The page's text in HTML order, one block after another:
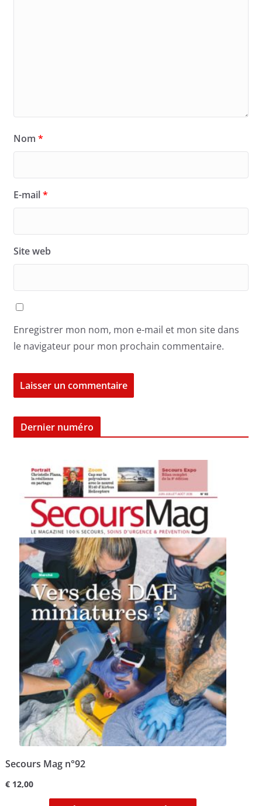
Nom *
E-mail*
Site web
Enregistrer mon nom, mon e-mail et mon site dans
le navigateur pour mon prochain commentaire.
Dernier numéro
Secours Mag n°92
€12,00